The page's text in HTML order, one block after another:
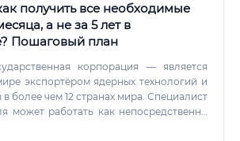
получить все необходимые
а не за 5 лет в
Пошаговый план
корпорация — является
экспортёром ядерных технологий и
более чем 12 странах мира. Специалист
может работать как непосредственно